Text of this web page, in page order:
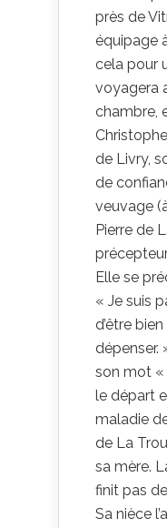
près de
équipage
cela pour
voyagera
chambre,
de Livry,
de
veuvage
Pierre de
Elle se
« Je suis
d’être
dépenser.
son mot «
le départ
maladie
de La
sa mère.
finit pas
Sa nièce